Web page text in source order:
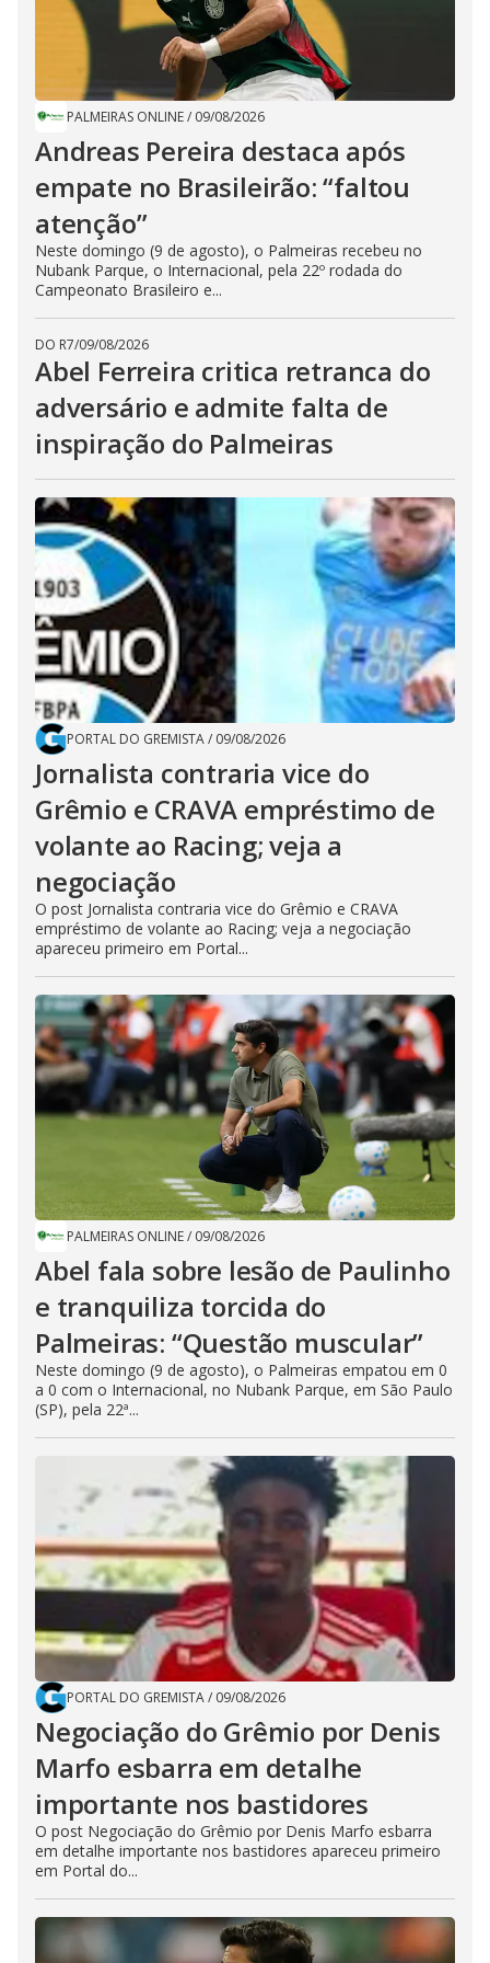
PALMEIRAS ONLINE/ 09/08/2026
Andreas Pereira destaca após
empate no Brasileirão: “faltou
atenção”
Neste domingo (9 de agosto), o Palmeiras recebeu no
Nubank Parque, o Internacional, pela 22º rodada do
Campeonato Brasileiro e...
DO R7/09/08/2026
Abel Ferreira critica retranca do
adversário e admite falta de
inspiração do Palmeiras
PORTAL DO GREMISTA/ 09/08/2026
Jornalista contraria vice do
Grêmio e CRAVA empréstimo de
volante ao Racing; veja a
negociação
O post Jornalista contraria vice do Grêmio e CRAVA
empréstimo de volante ao Racing; veja a negociação
apareceu primeiro em Portal...
PALMEIRAS ONLINE/ 09/08/2026
Abel fala sobre lesão de Paulinho
e tranquiliza torcida do
Palmeiras: “Questão muscular”
Neste domingo (9 de agosto), o Palmeiras empatou em 0
a 0 com o Internacional, no Nubank Parque, em São Paulo
(SP), pela 22ª...
PORTAL DO GREMISTA/ 09/08/2026
Negociação do Grêmio por Denis
Marfo esbarra em detalhe
importante nos bastidores
O post Negociação do Grêmio por Denis Marfo esbarra
em detalhe importante nos bastidores apareceu primeiro
em Portal do...